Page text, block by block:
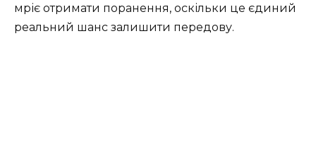
мріє отримати поранення, оскільки це єдиний
реальний шанс залишити передову.